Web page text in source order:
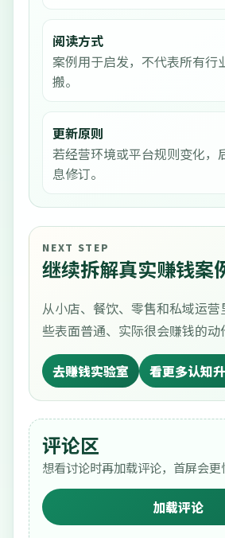
阅读方式
案例用于启发，不代表所有行
搬。
更新原则
若经营环境或平台规则变化，
息修订。
NEXT STEP
继续拆解真实赚钱案
从小店、餐饮、零售和私域运
些表面普通、实际很会赚钱的动
去赚钱实验室 看更多认知
评论区
想看讨论时再加载评论，首屏会更
加载评论